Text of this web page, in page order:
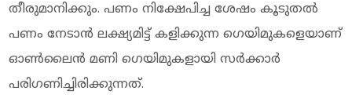
തീരുമാനിക്കും. പണം നിക്ഷേപിച്ച ശേഷം കൂടുതല്‍
പണം നേടാന്‍ ലക്ഷ്യമിട്ട് കളിക്കുന്ന ഗെയിമുകളെയാണ്
ഓണ്‍ലൈന്‍ മണി ഗെയിമുകളായി സര്‍ക്കാര്‍
പരിഗണിച്ചിരിക്കുന്നത്.